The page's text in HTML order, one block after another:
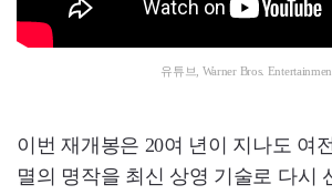
유튜브, Warner Bros.
이번 재개봉은 20여 년이 지나도 여
멸의 명작을 최신 상영 기술로 다시